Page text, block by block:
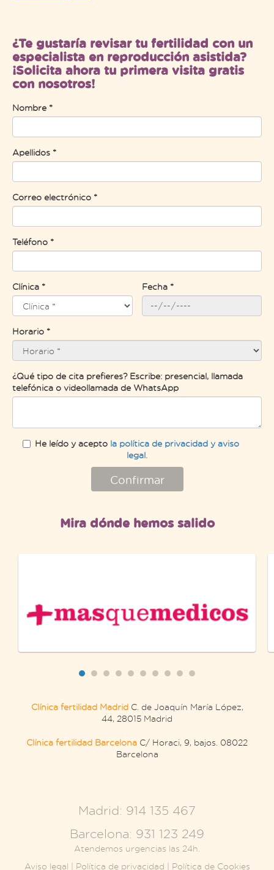
¿Te gustaría revisar tu fertilidad con un
especialista en reproducción asistida?
¡Solicita ahora tu primera visita gratis
con nosotros!
Nombre *
Apellidos *
Correo electrónico *
Teléfono *
Clínica * Fecha *
Horario *
¿Qué tipo de cita prefieres? Escribe: presencial, llamada
telefónica o videollamada de WhatsApp
He leído y acepto la política de privacidad y aviso
legal.
Confirmar
Mira dónde hemos salido
Clínica fertilidad MadridC. de Joaquín María López,
44, 28015 Madrid
Clínica fertilidad Barcelona C/ Horaci, 9, bajos. 08022
Barcelona
Madrid: 914 135 467
Barcelona: 931 123 249
Atendemos urgencias las 24h.
Aviso legal | Política de privacidad | Política de Cookies